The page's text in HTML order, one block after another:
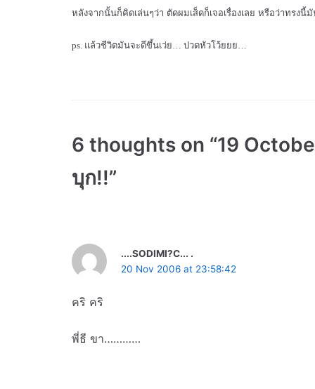
หลังจากนั้นก็คิดเล่นๆว่า ตัดผมเส็ดก็เจอเรื่องเลย หรือว่าทรง
ps. แล้วชีวิตมันจะดีขึ้นเว่ย… ปวดหัวโว้ยยย…
6 thoughts on “19
บุก!!”
....SODIMI?C... .
20 Nov 2006 at 23:58:42
คริ คริ
พี่ธี ขา…………